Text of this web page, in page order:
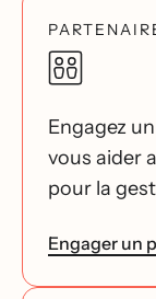
Engagez
vous aider
pour la
Engager un